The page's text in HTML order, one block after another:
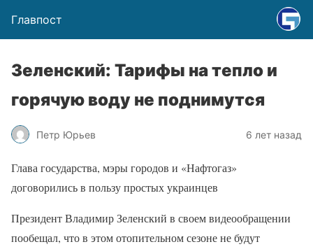
Главпост
Зеленский: Тарифы на тепло и
горячую воду не поднимутся
Петр Юрьев 6 лет назад
Глава государства, мэры городов и «Нафтогаз»
договорились в пользу простых украинцев
Президент Владимир Зеленский в своем видеообращении
пообещал, что в этом отопительном сезоне не будут